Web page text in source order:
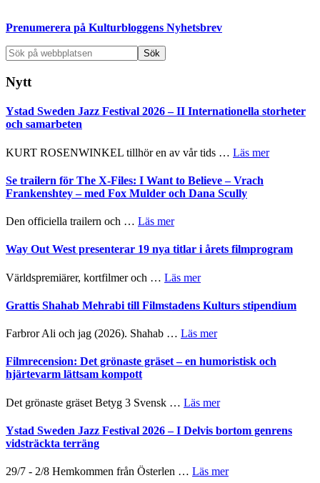
Prenumerera på Kulturbloggens Nyhetsbrev
Sök
på
webbplatsen
Nytt
Ystad Sweden Jazz Festival 2026 – II Internationella storheter
och samarbeten
KURT ROSENWINKEL tillhör en av vår tids … Läs merom
Se trailern för The X-Files: I Want to Believe – Vrach
Frankenshtey – med Fox Mulder och Dana Scully
Den officiella trailern och … Läs merom
trailern
The
X-
I
to
–
Fox
Mulder
Dana
Scully
Way Out West presenterar 19 nya titlar i årets filmprogram
Världspremiärer, kortfilmer och … Läs merom
Out
19
titlar
filmprogram
Grattis Shahab Mehrabi till Filmstadens Kulturs stipendium
Farbror Ali och jag (2026). Shahab … Läs merom
Shahab
Kulturs
Filmrecension: Det grönaste gräset – en humoristisk och
hjärtevarm lättsam kompott
Det grönaste gräset Betyg 3 Svensk … Läs merom
Det
grönaste
en
Ystad Sweden Jazz Festival 2026 – I Delvis bortom genrens
vidsträckta terräng
29/7 - 2/8 Hemkommen från Österlen … Läs merom